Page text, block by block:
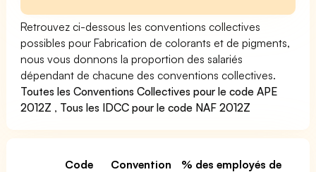
Retrouvez ci-dessous les conventions collectives
possibles pour Fabrication de colorants et de pigments,
nous vous donnons la proportion des salariés
dépendant de chacune des conventions collectives.
Toutes les Conventions Collectives pour le code APE
2012Z , Tous les IDCC pour le code NAF 2012Z
Code
Convention
% des employés de